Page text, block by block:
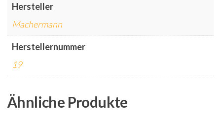
Hersteller
Machermann
Herstellernummer
19
Ähnliche Produkte